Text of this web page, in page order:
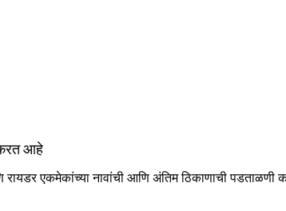
आहे
रायडर एकमेकांच्या नावांची आणि अंतिम ठिकाणाची पडताळणी